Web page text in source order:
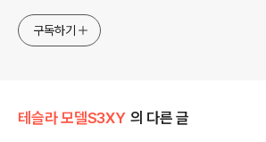
구독하기
테슬라 모델S3XY 의 다른 글